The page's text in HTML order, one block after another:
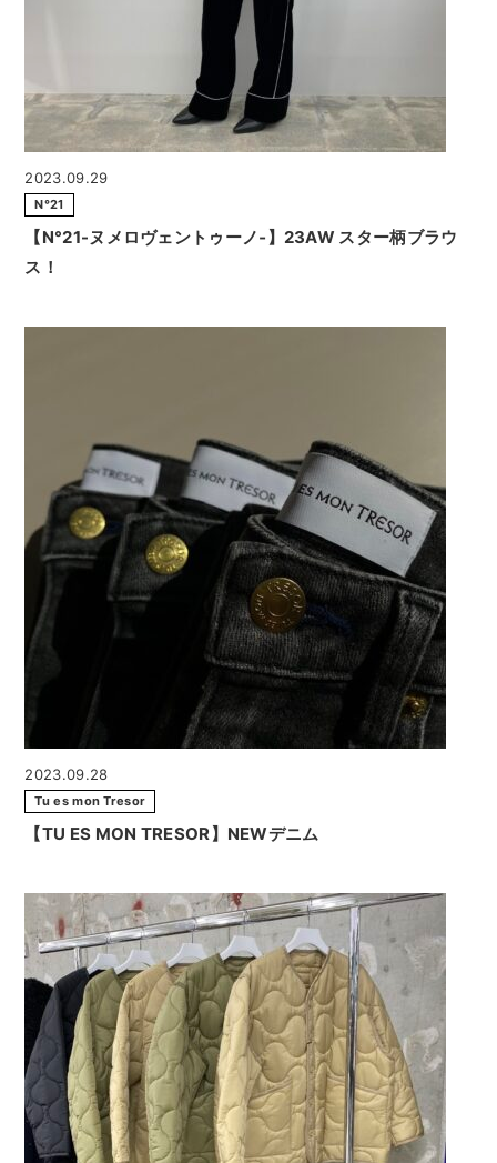
2023.09.29
N°21
【N°21-ヌメロヴェントゥーノ‐】23AW スター柄ブラウ
ス！
2023.09.28
Tu es mon Tresor
【TU ES MON TRESOR】NEWデニム